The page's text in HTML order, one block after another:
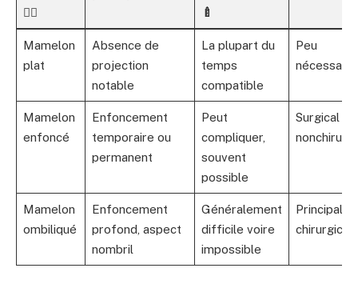
👩‍⚕️
🍼
Mamelon
plat
Absence de
projection
notable
La plupart du
temps
compatible
Peu
nécessaire
Mamelon
enfoncé
Enfoncement
temporaire ou
permanent
Peut
compliquer,
souvent
possible
Surgical ou
Mamelon
ombiliqué
Enfoncement
profond, aspect
nombril
Généralement
difficile voire
impossible
chirurgical